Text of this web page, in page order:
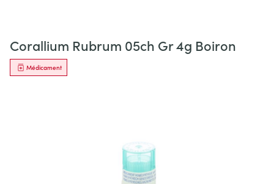
Corallium Rubrum 05ch Gr 4g Boiron
Médicament